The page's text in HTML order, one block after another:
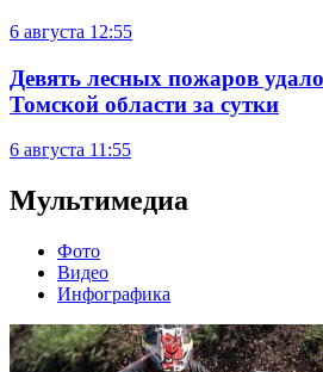
6 августа 12:55
Девять лесных пожаров
Томской области за сутки
6 августа 11:55
Мультимедиа
Фото
Видео
Инфографика